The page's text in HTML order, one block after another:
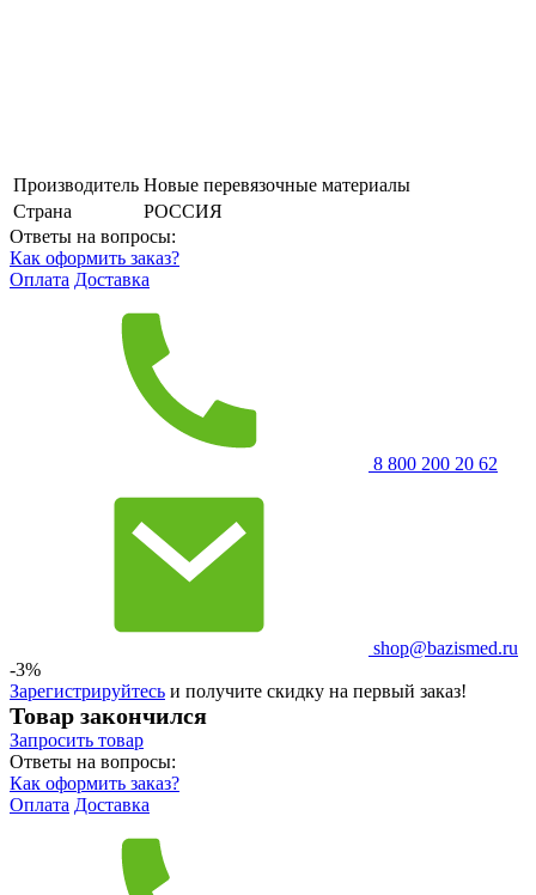
Производитель Новые перевязочные материалы
Страна
РОССИЯ
Ответы на вопросы:
Как оформить заказ?
Оплата Доставка
8 800 200 20 62
shop@bazismed.ru
-3%
Зарегистрируйтесь и получите скидку на первый заказ!
Товар закончился
Запросить товар
Ответы на вопросы:
Как оформить заказ?
Оплата Доставка